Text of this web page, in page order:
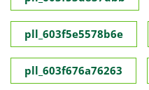
pll_603f5e5578b6e
pll_603f676a76263